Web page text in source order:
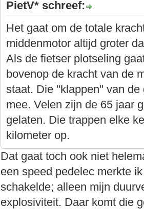
PietV* schreef:
Het gaat om de totale
middenmotor altijd groter
Als de fietser plotseling
bovenop de kracht van de
staat. Die "klappen" van
mee. Velen zijn de 65 jaar
gelaten. Die trappen elke
kilometer op.
Dat gaat toch ook niet
een speed pedelec merkte
schakelde; alleen mijn
explosiviteit. Daar komt die